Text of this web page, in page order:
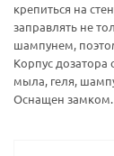
крепиться на
заправлять не
шампунем,
Корпус дозатора
мыла, геля,
Оснащен замком.